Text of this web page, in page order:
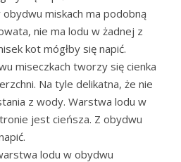
miskach ma podobną
nie ma lodu w żadnej z
kot mógłby się napić.
miseczkach tworzy się cienka
Na tyle delikatna, że nie
z wody. Warstwa lodu w
jest cieńsza. Z obydwu
lodu w obydwu